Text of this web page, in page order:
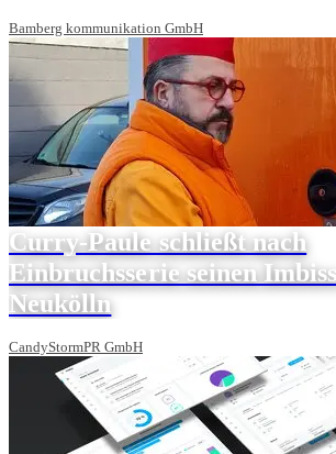
Bamberg kommunikation GmbH
Curry-Paule schließt nach
Einbruchsserie seinen
Neukölln
CandyStormPR GmbH